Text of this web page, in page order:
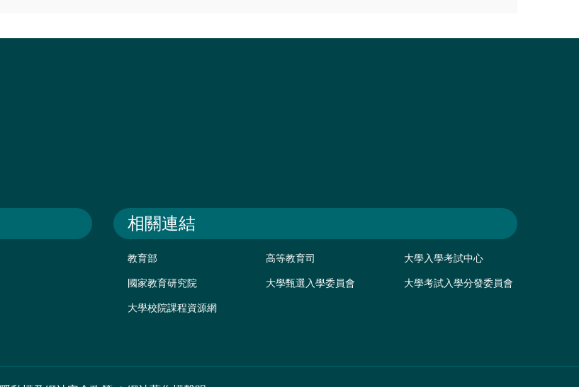
相關連結
教育部 高等教育司 大學入學考試中心
國家教育研究院 大學甄選入學委員會 大學考試入學分發委員會
大學校院課程資源網